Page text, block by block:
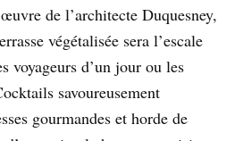
de l’architecte Duquesney,
végétalisée sera l’escale
voyageurs d’un jour ou les
savoureusement
gourmandes et horde de